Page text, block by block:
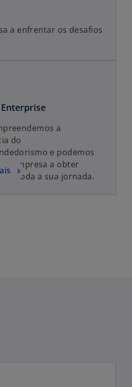
a enfrentar os desafios
a
do
e podemos
empresa a obter
em toda a sua jornada.